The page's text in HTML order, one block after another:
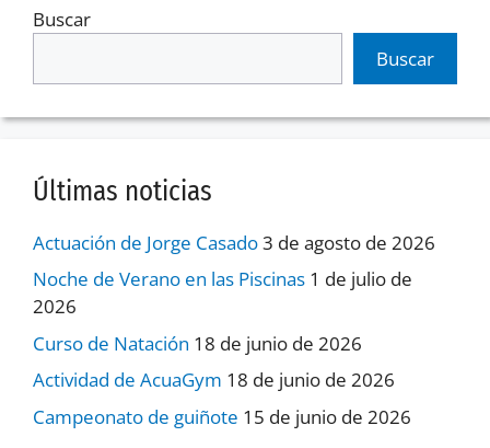
Buscar
Buscar
Últimas noticias
Actuación de Jorge Casado3 de agosto de 2026
Noche de Verano en las Piscinas 1 de julio de
2026
Curso de Natación 18 de junio de 2026
Actividad de AcuaGym 18 de junio de 2026
Campeonato de guiñote 15 de junio de 2026